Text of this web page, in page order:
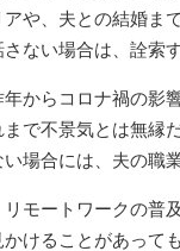
アや、夫との結婚ま
さない場合は、詮索
年からコロナ禍の影
まで不景気とは無縁
場合には、夫の職
リモートワークの普
けることがあって